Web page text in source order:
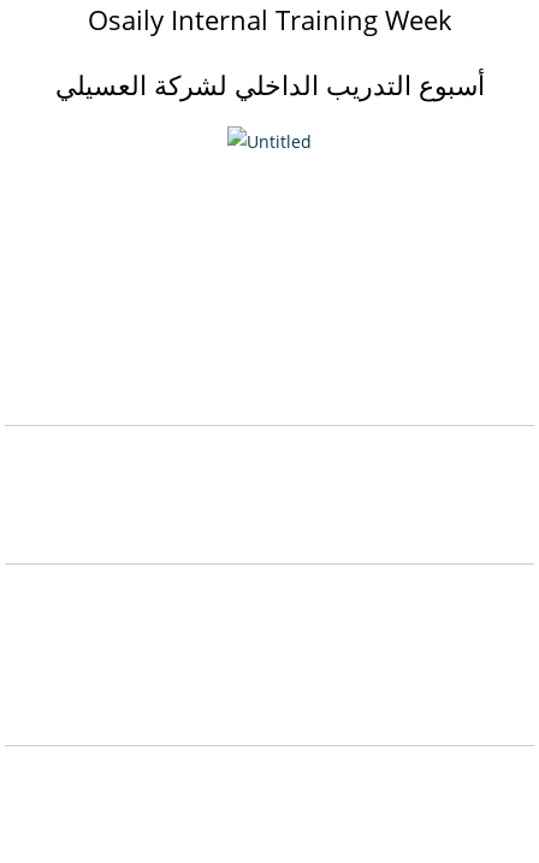
Osaily Internal Training Week
أسبوع التدريب الداخلي لشركة العسيلي